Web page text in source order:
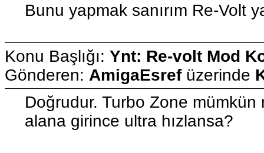
Bunu yapmak sanırım Re-Volt
Konu Başlığı: Ynt: Re-volt Mod
Gönderen: AmigaEsrefüzerinde
Doğrudur. Turbo Zone
alana girince ultra hızlansa?